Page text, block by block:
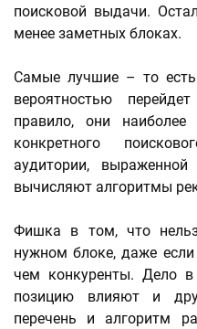
поисковой выдачи.
менее заметных блоках.
Самые лучшие – то
вероятностью
правило, они наиболее
конкретного
аудитории,
вычисляют алгоритмы
Фишка в том, что
нужном блоке, даже
чем конкуренты. Дело
позицию влияют и
перечень и алгоритм